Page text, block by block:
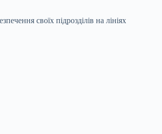
своїх підрозділів на лініях